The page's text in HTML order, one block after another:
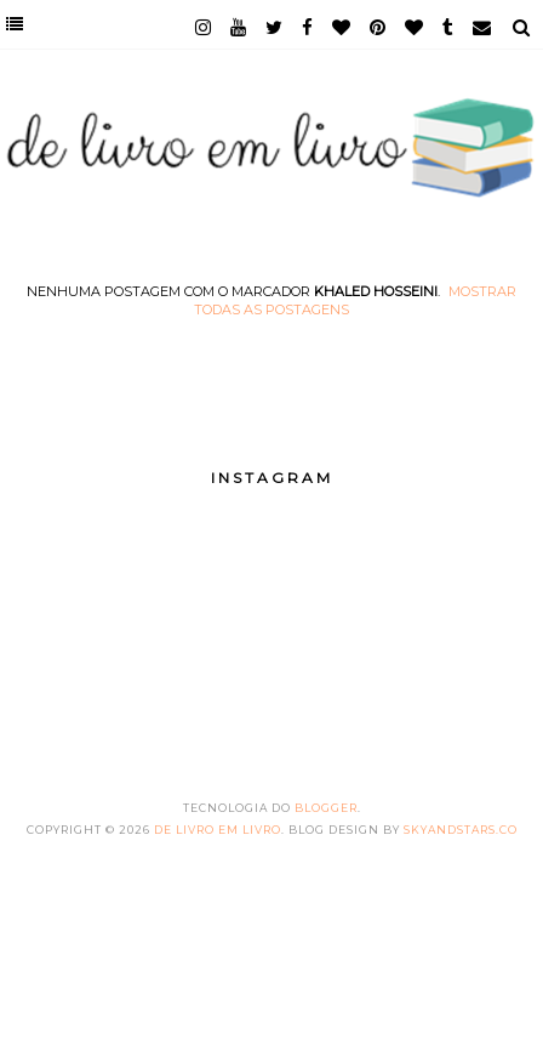
NENHUMA POSTAGEM COM O MARCADOR KHALED HOSSEINI.
MOSTRAR
TODAS AS POSTAGENS
INSTAGRAM
TECNOLOGIA DO BLOGGER
COPYRIGHT © 2026 DE LIVRO EM LIVRO . BLOG DESIGN BY SKYANDSTARS.CO